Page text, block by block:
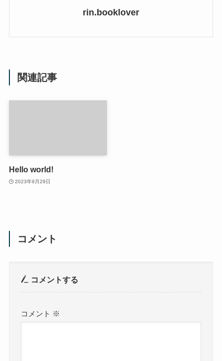
rin.booklover
関連記事
Hello world!
2023年9月29日
コメント
コメントする
コメント ※